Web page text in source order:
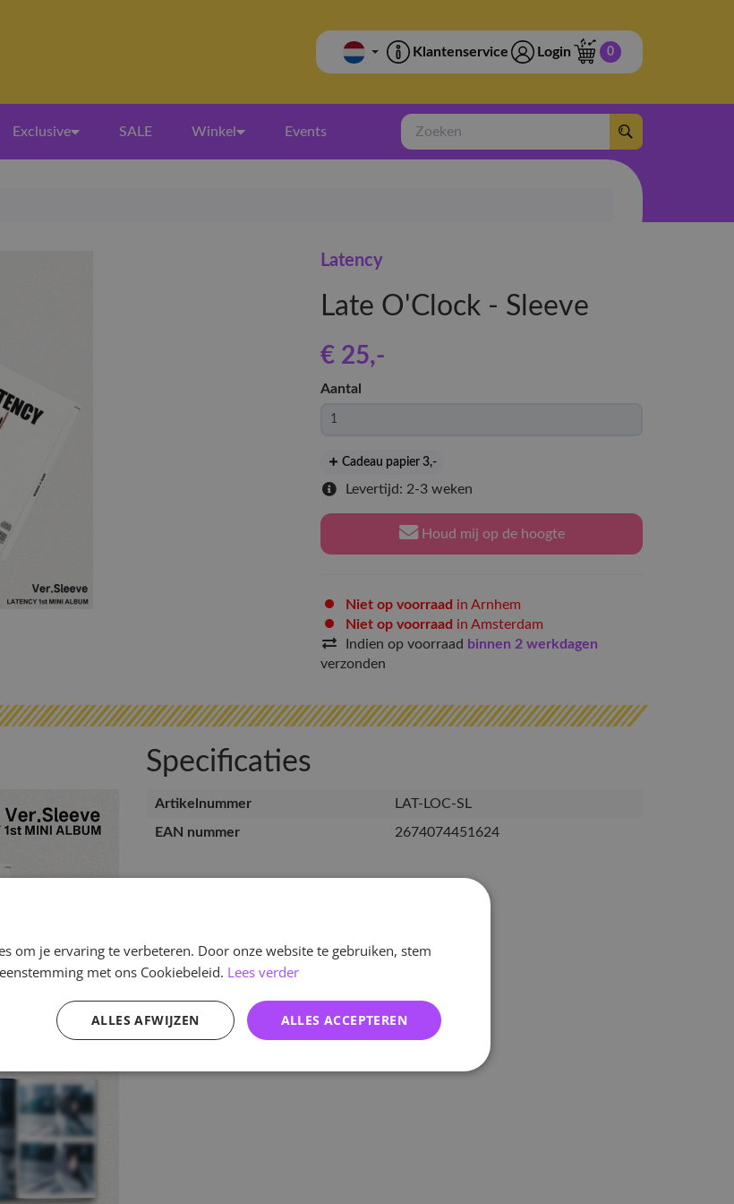
Klantenservice Login 0
Exclusive SALE Winkel Events
Zoeken
Latency
Late O'Clock - Sleeve
€ 25,-
Aantal
Cadeau papier 3,-
Levertijd: 2-3 weken
Houd mij op de hoogte
Niet op voorraad in Arnhem
Niet op voorraad in Amsterdam
Indien op voorraad binnen 2 werkdagen
verzonden
Specificaties
Artikelnummer
LAT-LOC-SL
EAN nummer
2674074451624
om je ervaring te verbeteren. Door onze website te gebruiken, stem
met ons Cookiebeleid. Lees verder
ALLES ACCEPTEREN
ALLES AFWIJZEN